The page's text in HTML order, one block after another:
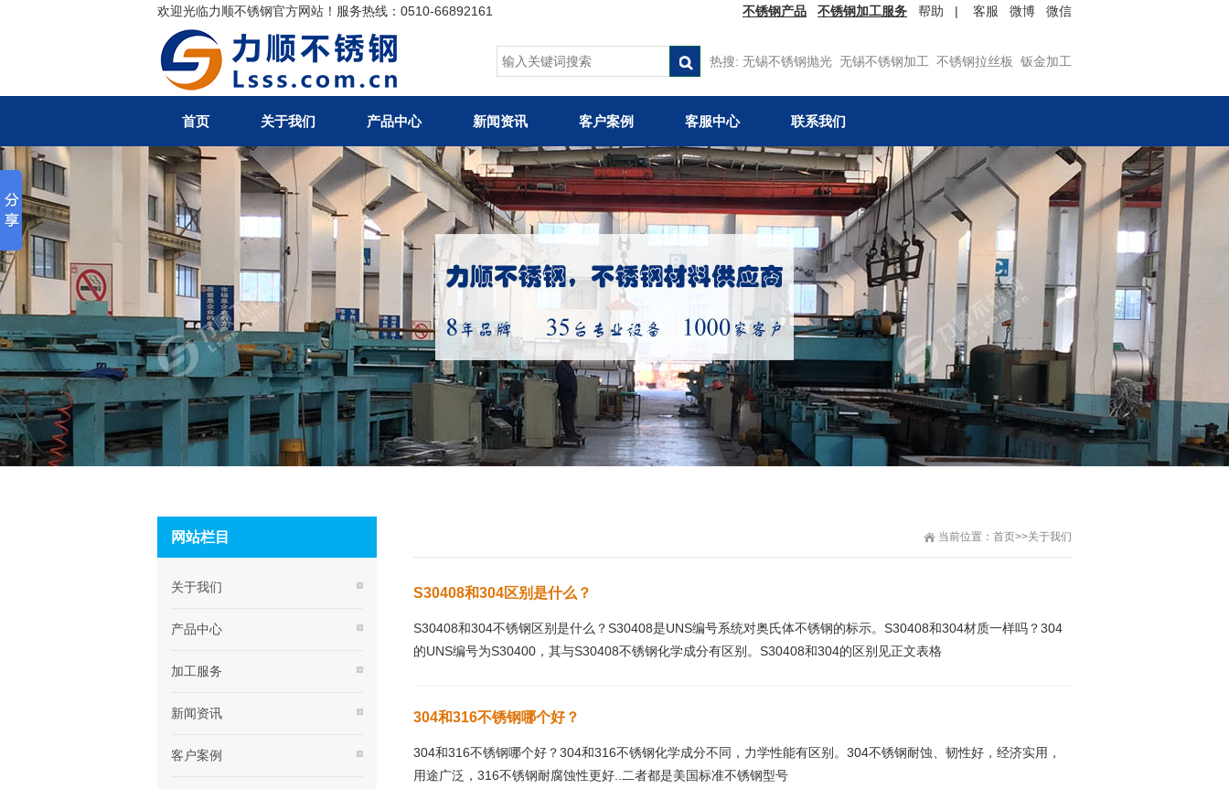
欢迎光临力顺不锈钢官方网站！服务热线：0510-66892161 不锈钢产品 不锈钢加工服务 帮助 | 客服 微博 微信
搜索 热搜: 无锡不锈钢抛光 无锡不锈钢加工 不锈钢拉丝板 钣金加工
首页 关于我们 产品中心 新闻资讯 客户案例 客服中心 联系我们
当前位置： 首页>>关于我们
S30408和304区别是什么？
S30408和304不锈钢区别是什么？S30408是UNS编号系统对奥氏体不锈钢的标示。S30408和304材质一样吗？304
的UNS编号为S30400，其与S30408不锈钢化学成分有区别。S30408和304的区别见正文表格
304和316不锈钢哪个好？
304和316不锈钢哪个好？304和316不锈钢化学成分不同，力学性能有区别。304不锈钢耐蚀、韧性好，经济实用，
用途广泛，316不锈钢耐腐蚀性更好..二者都是美国标准不锈钢型号
网站栏目
关于我们
产品中心
加工服务
新闻资讯
客户案例